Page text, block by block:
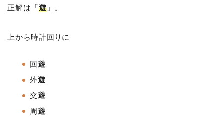
正解は「遊」。
上から時計回りに
回遊
外遊
交遊
周遊